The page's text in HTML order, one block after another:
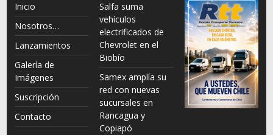
Inicio
Nosotros…
Lanzamientos
Galería de
Imágenes
Suscripción
Contacto
Salfa suma
vehículos
electrificados de
Chevrolet en el
Biobío
Samex amplía su
red con nuevas
sucursales en
Rancagua y
Copiapó